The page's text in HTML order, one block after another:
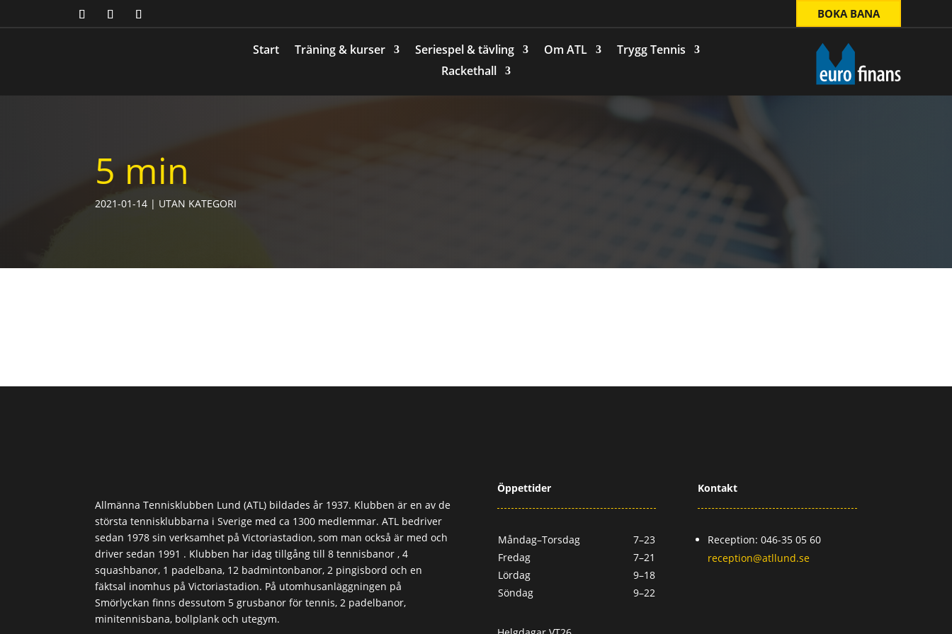
BOKA BANA
Start Träning & kurser Seriespel & tävling Om ATL
Trygg Tennis
Rackethall
5 min
2021-01-14 | UTAN KATEGORI
Allmänna Tennisklubben Lund (ATL) bildades år 1937. Klubben är en av de
största tennisklubbarna i Sverige med ca 1300 medlemmar. ATL bedriver
sedan 1978 sin verksamhet på Victoriastadion, som man också är med och
driver sedan 1991 . Klubben har idag tillgång till 8 tennisbanor , 4
squashbanor, 1 padelbana, 12 badmintonbanor, 2 pingisbord och en
fäktsal inomhus på Victoriastadion. På utomhusanläggningen på
Smörlyckan finns dessutom 5 grusbanor för tennis, 2 padelbanor,
minitennisbana, bollplank och utegym.
Öppettider
Måndag–Torsdag
7–23
Fredag
7–21
Lördag
9–18
Söndag
9–22
Kontakt
Reception: 046-35 05 60
reception@atllund.se